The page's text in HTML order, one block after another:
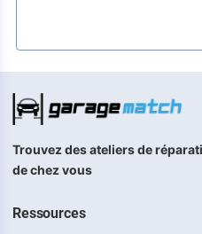
Trouvez des ateliers de
de chez vous
Ressources